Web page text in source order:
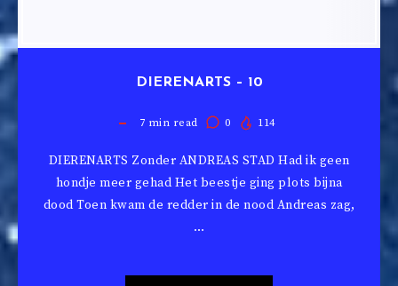
DIERENARTS – 10
7 min read 0 114
DIERENARTS Zonder ANDREAS STAD Had ik geen
hondje meer gehad Het beestje ging plots bijna
dood Toen kwam de redder in de nood Andreas zag,
…